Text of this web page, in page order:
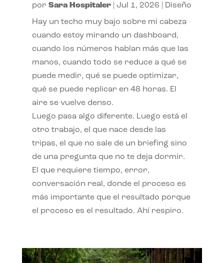
por Sara Hospitaler| Jul 1, 2026 Diseño
Hay un techo muy bajo sobre mi cabeza
cuando estoy mirando un dashboard,
cuando los números hablan más que las
manos, cuando todo se reduce a qué se
puede medir, qué se puede optimizar,
qué se puede replicar en 48 horas. El
aire se vuelve denso.
Luego pasa algo diferente. Luego está el
otro trabajo, el que nace desde las
tripas, el que no sale de un briefing sino
de una pregunta que no te deja dormir.
El que requiere tiempo, error,
conversación real, donde el proceso es
más importante que el resultado porque
el proceso es el resultado. Ahí respiro.